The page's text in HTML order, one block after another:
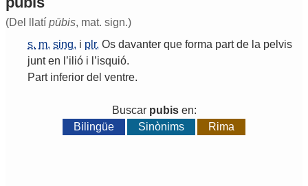
(Del llatí pūbis, mat. sign.)
s. m. sing. i plr. Os davanter que forma part de la pelvis
junt en ’ilió i ’isquió.
Part inferior del ventre.
Buscar pubisen:
Bilingüe
Sinònims Rima